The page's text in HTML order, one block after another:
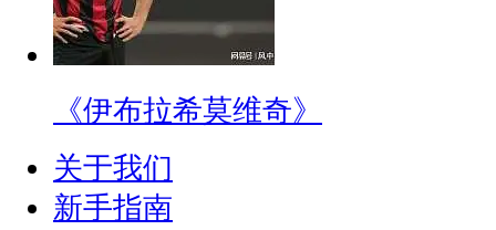
《伊布拉希莫维奇》
关于我们
新手指南